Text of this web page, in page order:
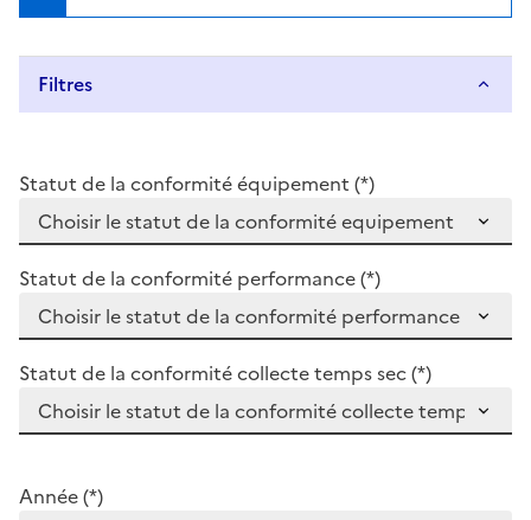
Filtres
Statut de la conformité équipement (*)
Statut de la conformité performance (*)
Statut de la conformité collecte temps sec (*)
Année (*)